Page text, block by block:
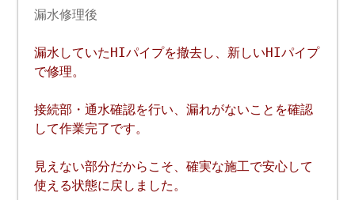
漏水修理後
漏水していたHIパイプを撤去し、新しいHIパイプ
で修理。
接続部・通水確認を行い、漏れがないことを確認
して作業完了です。
見えない部分だからこそ、確実な施工で安心して
使える状態に戻しました。